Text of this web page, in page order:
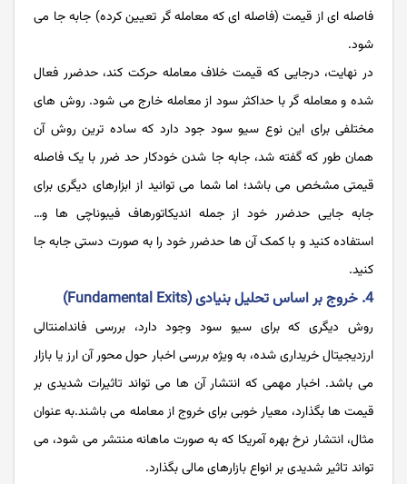
فاصله ای از قیمت (فاصله ای که معامله گر تعیین کرده) جابه جا می
شود.
در نهایت، درجایی که قیمت خلاف معامله حرکت کند، حدضرر فعال
شده و معامله گر با حداکثر سود از معامله خارج می شود. روش ‌های
مختلفی برای این نوع سیو سود جود دارد که ساده ترین روش آن
همان طور که گفته شد، جابه جا شدن خودکار حد ضرر با یک فاصله
قیمتی مشخص می باشد؛ اما شما می توانید از ابزارهای دیگری برای
جابه جایی حدضرر خود از جمله اندیکاتورهاف فیبوناچی ها و…
استفاده کنید و با کمک آن ها حدضرر خود را به صورت دستی جابه جا
کنید.
4. خروج بر اساس تحلیل بنیادی (Fundamental Exits)
روش دیگری که برای سیو سود وجود دارد، بررسی فاندامنتالی
ارزدیجیتال خریداری شده، به ویژه بررسی اخبار حول محور آن ارز یا بازار
می باشد. اخبار مهمی که انتشار آن ها می تواند تاثیرات شدیدی بر
قیمت ها بگذارد، معیار خوبی برای خروج از معامله می باشند.به عنوان
مثال، انتشار نرخ بهره آمریکا که به صورت ماهانه منتشر می شود، می
تواند تاثیر شدیدی بر انواع بازارهای مالی بگذارد.